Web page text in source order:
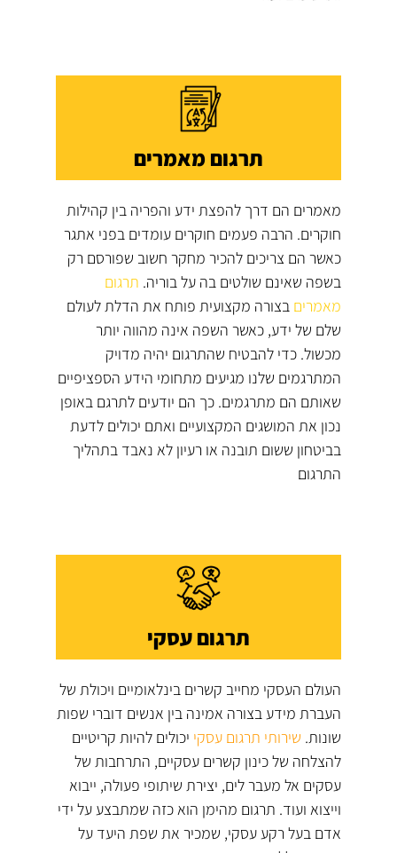
תרגום מאמרים
מאמרים הם דרך להפצת ידע והפריה בין קהילות
חוקרים. הרבה פעמים חוקרים עומדים בפני אתגר
כאשר הם צריכים להכיר מחקר חשוב שפורסם רק
בשפה שאינם שולטים בה על בוריה. תרגום
מאמרים בצורה מקצועית פותח את הדלת לעולם
שלם של ידע, כאשר השפה אינה מהווה יותר
מכשול. כדי להבטיח שהתרגום יהיה מדויק
המתרגמים שלנו מגיעים מתחומי הידע הספציפיים
שאותם הם מתרגמים. כך הם יודעים לתרגם באופן
נכון את המושגים המקצועיים ואתם יכולים לדעת
בביטחון ששום תובנה או רעיון לא נאבד בתהליך
התרגום
תרגום עסקי
העולם העסקי מחייב קשרים בינלאומיים ויכולת של
העברת מידע בצורה אמינה בין אנשים דוברי שפות
שונות. שירותי תרגום עסקי יכולים להיות קריטיים
להצלחה של כינון קשרים עסקיים, התרחבות של
עסקים אל מעבר לים, יצירת שיתופי פעולה, ייבוא
וייצוא ועוד. תרגום מהימן הוא כזה שמתבצע על ידי
אדם בעל רקע עסקי, שמכיר את שפת היעד על